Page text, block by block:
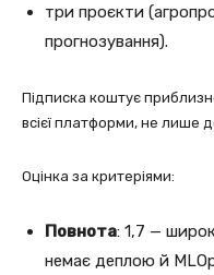
три проєкти
прогнозування).
Підписка коштує
всієї платформи, не лише
Оцінка за критеріями:
Повнота: 1,7 —
немає деплою й